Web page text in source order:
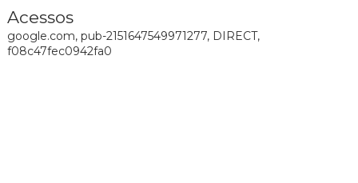
Acessos
google.com, pub-2151647549971277, DIRECT,
f08c47fec0942fa0